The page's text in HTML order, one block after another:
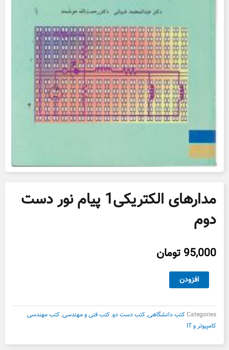
مدارهای الکتریکی1 پیام نور دست
دوم
95,000 تومان
مدارهای
الکتریکی1
نور
دست
دوم
عدد
افزودن
Categoriesکتب دانشگاهی,کتب دست دو,کتب فنی و مهندسی,کتب مهندسی
کامپیوتر و IT